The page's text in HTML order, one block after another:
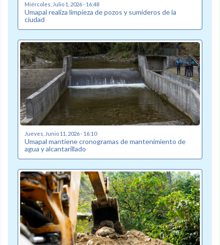
Miércoles, Julio 1, 2026 - 16:48
Umapal realiza limpieza de pozos y sumideros de la
ciudad
Jueves, Junio 11, 2026 - 16:10
Umapal mantiene cronogramas de mantenimiento de
agua y alcantarillado